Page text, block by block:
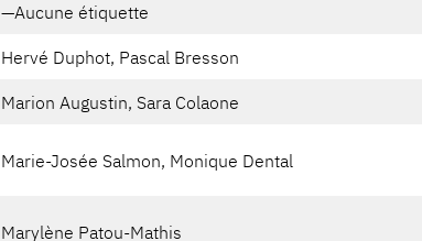
—Aucune étiquette
Hervé Duphot, Pascal Bresson
Marion Augustin, Sara Colaone
Marie-Josée Salmon, Monique Dental
Marylène Patou-Mathis